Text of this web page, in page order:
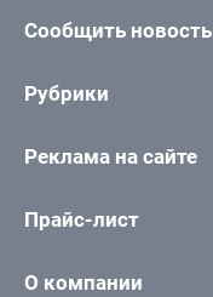
Сообщить новость
Рубрики
Реклама на сайте
Прайс-лист
О компании